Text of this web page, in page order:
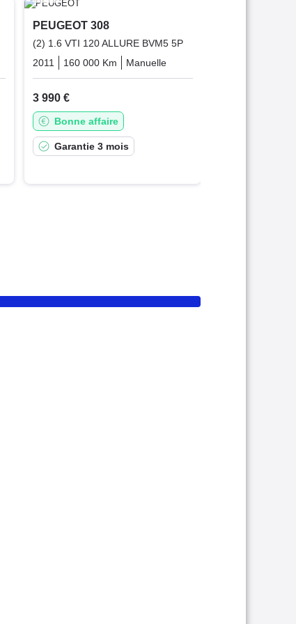
PEUGEOT 308
(2) 1.6 VTI 120 ALLURE BVM5 5P
2011
160 000 Km Manuelle
3 990 €
Bonne affaire
Garantie 3 mois